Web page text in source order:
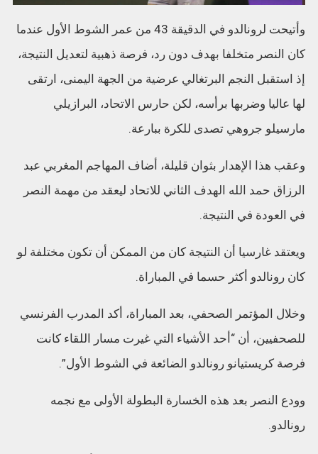
وأتيحت لرونالدو في الدقيقة 43 من عمر الشوط الأول عندما
كان النصر متخلفا بهدف دون رد، فرصة ذهبية لتعديل النتيجة،
إذ استقبل النجم البرتغالي عرضية من الجهة اليمنى، ارتقى
لها عاليا وضربها برأسه، لكن حارس الاتحاد، البرازيلي
مارسيلو جروهي تصدى للكرة ببارعة.
وعقب هذا الإهدار بثوان قليلة، أضاف المهاجم المغربي عبد
الرزاق حمد الله الهدف الثاني للاتحاد ليعقد من مهمة النصر
في العودة في النتيجة.
ويعتقد غارسيا أن النتيجة كان من الممكن أن تكون مختلفة لو
كان رونالدو أكثر حسما في المباراة.
وخلال المؤتمر الصحفي، بعد المباراة، أكد المدرب الفرنسي
للصحفيين، أن “أحد الأشياء التي غيرت مسار اللقاء كانت
فرصة كريستيانو رونالدو الضائعة في الشوط الأول”.
وودع النصر بعد هذه الخسارة البطولة الأولى مع نجمه
رونالدو.